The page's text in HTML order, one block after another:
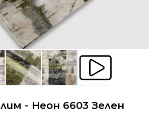
- Неон 6603 Зелен